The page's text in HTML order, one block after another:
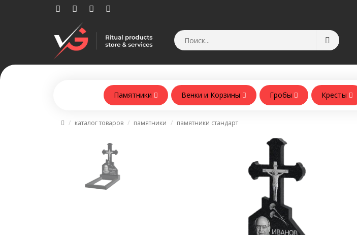
Памятники Венки и Корзины Гробы Кресты
каталог товаров памятники памятники стандарт